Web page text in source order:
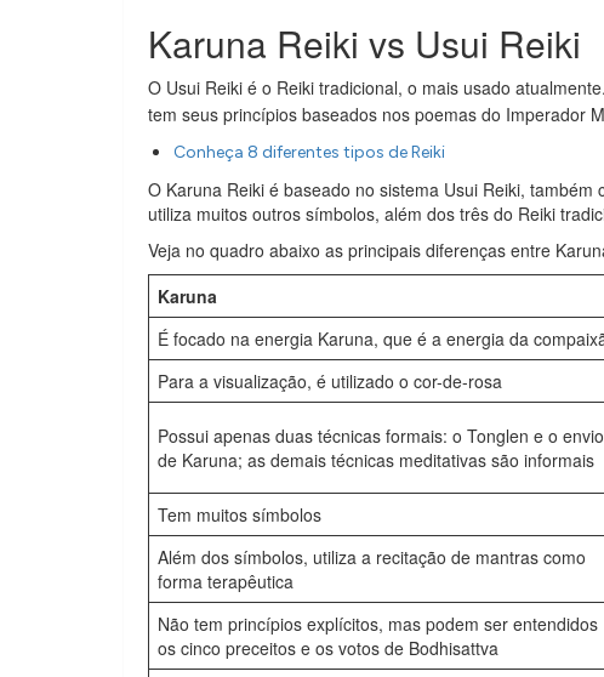
Karuna Reiki vs Usui Reiki
O Usui Reiki é o Reiki tradicional, o mais usado
tem seus princípios baseados nos poemas do Imperador
Conheça 8 diferentes tipos de Reiki
O Karuna Reiki é baseado no sistema Usui Reiki,
utiliza muitos outros símbolos, além dos três do Reiki
Veja no quadro abaixo as principais diferenças entre
Karuna
É focado na energia Karuna, que é a energia da
Para a visualização, é utilizado o cor-de-rosa
Possui apenas duas técnicas formais: o Tonglen e o envio
de Karuna; as demais técnicas meditativas são informais
Tem muitos símbolos
Além dos símbolos, utiliza a recitação de mantras como
forma terapêutica
Não tem princípios explícitos, mas podem ser entendidos
os cinco preceitos e os votos de Bodhisattva